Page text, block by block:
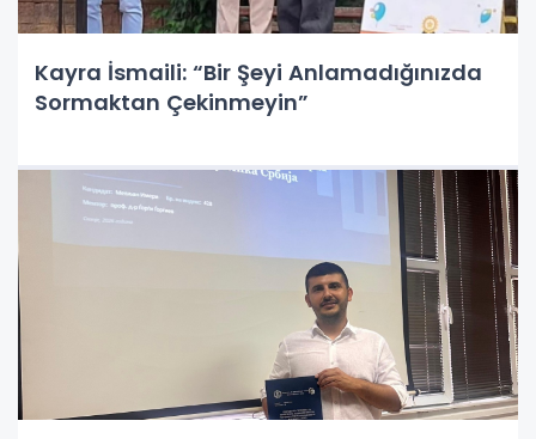
Kayra İsmaili: “Bir Şeyi Anlamadığınızda
Sormaktan Çekinmeyin”